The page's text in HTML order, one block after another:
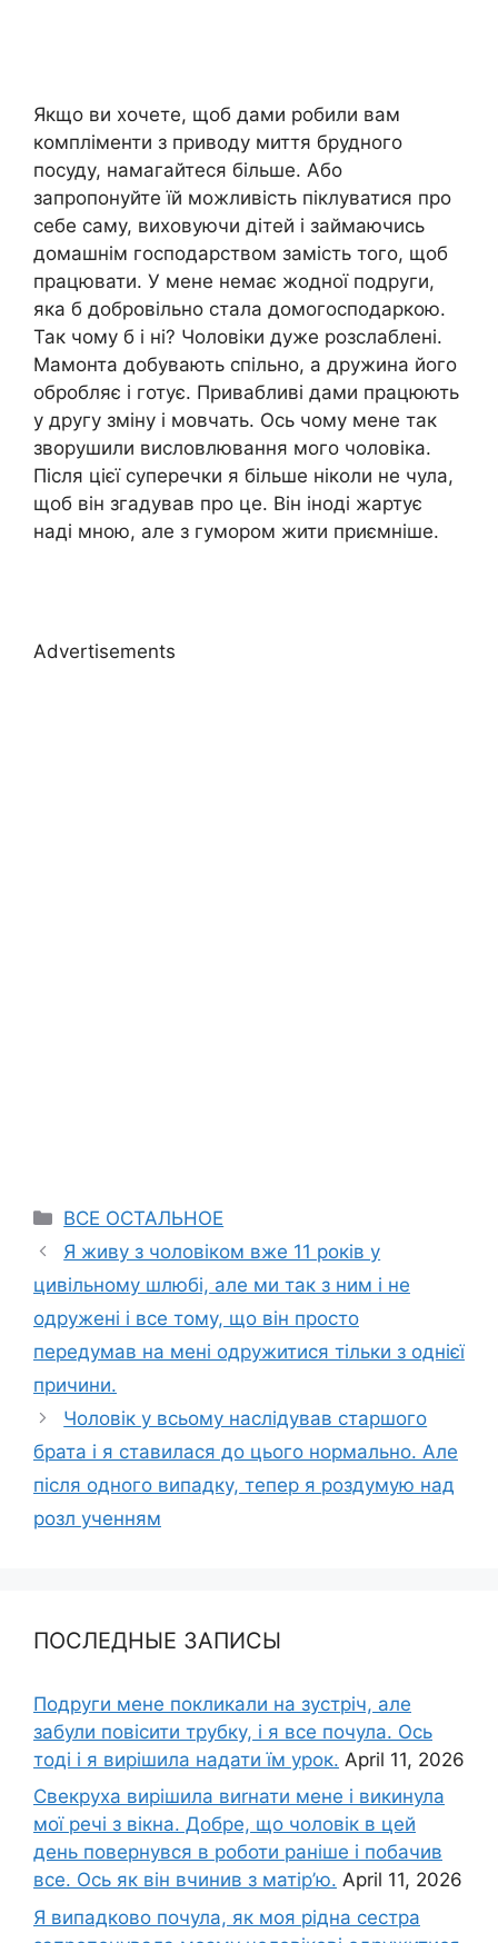
Якщо ви хочете, щоб дами робили вам
компліменти з приводу миття брудного
посуду, намагайтеся більше. Або
запропонуйте їй можливість піклуватися про
себе саму, виховуючи дітей і займаючись
домашнім господарством замість того, щоб
працювати. У мене немає жодної подруги,
яка б добровільно стала домогосподаркою.
Так чому б і ні? Чоловіки дуже розслаблені.
Мамонта добувають спільно, а дружина його
обробляє і готує. Привабливі дами працюють
у другу зміну і мовчать. Ось чому мене так
зворушили висловлювання мого чоловіка.
Після цієї суперечки я більше ніколи не чула,
щоб він згадував про це. Він іноді жартує
наді мною, але з гумором жити приємніше.
Advertisements
Categories
ВСЕ ОСТАЛЬНОЕ
Я живу з чоловіком вже 11 років у
цивільному шлюбі, але ми так з ним і не
одружені і все тому, що він просто
передумав на мені одружитися тільки з однієї
причини.
Чоловік у всьому наслідував старшого
брата і я ставилася до цього нормально. Але
після одного випадку, тепер я роздумую над
розл ученням
ПОСЛЕДНЫЕ ЗАПИСЫ
Подруги мене покликали на зустріч, але
забули повісити трубку, і я все почула. Ось
тоді і я вирішила надати їм урок. April 11, 2026
Свекруха вирішила виrнати мене і викинула
мої речі з вікна. Добре, що чоловік в цей
день повернувся в роботи раніше і побачив
все. Ось як він вчинив з матір’ю. April 11, 2026
Я випадково почула, як моя рідна сестра